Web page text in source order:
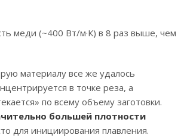
меди (~400 Вт/м·К) в 8 раз выше, чем
материалу все же удалось
в точке реза, а
по всему объему заготовки.
большей плотности
для инициирования плавления.